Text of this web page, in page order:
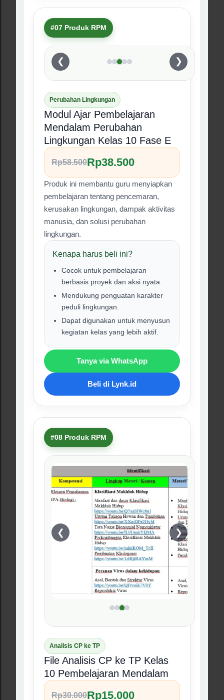
BUTUH BEBERAPA PRODUK SEKALIGUS?
Tanya Paket Bundling RPM
Kelas 10
Jika Bapak/Ibu ingin membeli beberapa produk
sekaligus, silakan hubungi admin untuk
menanyakan rekomendasi paket, contoh file, dan
cara pembeliannya.
Tanya Paket Bundling via WhatsApp
CARA ORDER
Langkah Pemesanan Produk
Digital
Klik tombol Lynk.id atau WhatsApp.
3
Tanyakan detail produk dan contoh file jika
4
Lakukan pembelian sesuai arahan pada
CATATAN UNTUK PEMBELI
Informasi Penggunaan
Produk digital ini merupakan referensi perangkat
ajar untuk membantu guru. Isi file tetap dapat
disesuaikan kembali dengan kebutuhan sekolah,
kurikulum, dan karakteristik peserta didik masing-